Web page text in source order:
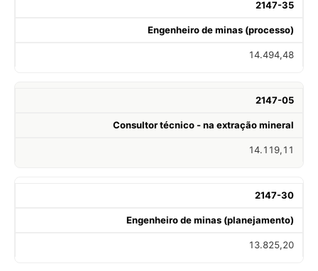
2147-35
Engenheiro de minas (processo)
14.494,48
2147-05
Consultor técnico - na extração mineral
14.119,11
2147-30
Engenheiro de minas (planejamento)
13.825,20